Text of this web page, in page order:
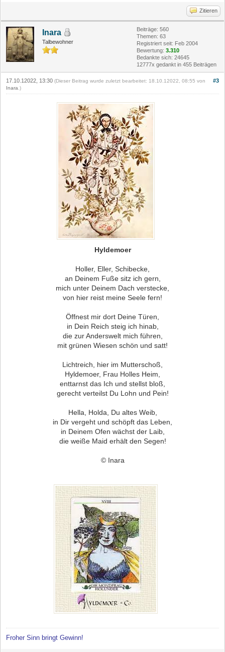
Zitieren
Inara
Talbewohner
Beiträge: 560
Themen: 63
Registriert seit: Feb 2004
Bewertung: 3.310
Bedankte sich: 24645
12777x gedankt in 455 Beiträgen
#3
17.10.12022, 13:30 (Dieser Beitrag wurde zuletzt bearbeitet: 18.10.12022, 08:55 von
Inara .)
Hyldemoer
Holler, Eller, Schibecke,
an Deinem Fuße sitz ich gern,
mich unter Deinem Dach verstecke,
von hier reist meine Seele fern!
Öffnest mir dort Deine Türen,
in Dein Reich steig ich hinab,
die zur Anderswelt mich führen,
mit grünen Wiesen schön und satt!
Lichtreich, hier im Mutterschoß,
Hyldemoer, Frau Holles Heim,
enttarnst das Ich und stellst bloß,
gerecht verteilst Du Lohn und Pein!
Hella, Holda, Du altes Weib,
in Dir vergeht und schöpft das Leben,
in Deinem Ofen wächst der Laib,
die weiße Maid erhält den Segen!
© Inara
Froher Sinn bringt Gewinn!